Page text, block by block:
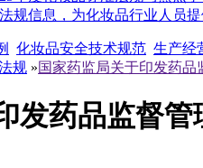
规信息，为化妆品行业人员
化妆品安全技术规范 生产经
规 »国家药监局关于印发药品
发药品监督